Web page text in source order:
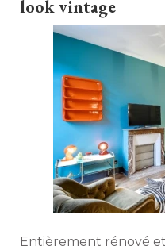
look vintage
Entièrement rénové